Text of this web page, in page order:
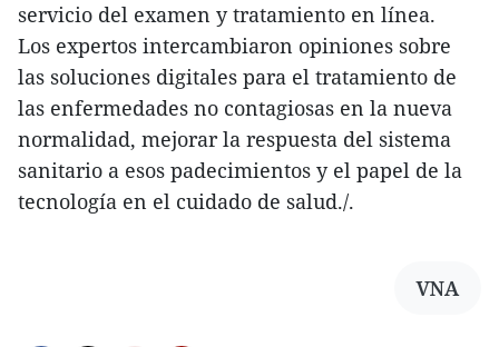
servicio del examen y tratamiento en línea.
Los expertos intercambiaron opiniones sobre
las soluciones digitales para el tratamiento de
las enfermedades no contagiosas en la nueva
normalidad, mejorar la respuesta del sistema
sanitario a esos padecimientos y el papel de la
tecnología en el cuidado de salud./.
VNA